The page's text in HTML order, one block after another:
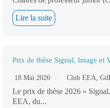
Lire la suite
Prix de thèse Signal, Image et
18 Mai 2026 Club EEA,
Le prix de thèse 2026 «
EEA, du...